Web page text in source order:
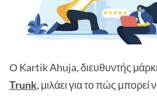
Ο Kartik Ahuja, διευθυντής
Trunk, μιλάει για το πώς μπορεί